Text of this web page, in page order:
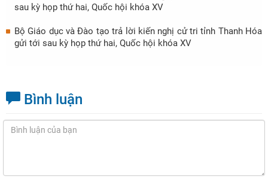
sau kỳ họp thứ hai, Quốc hội khóa XV
Bộ Giáo dục và Đào tạo trả lời kiến nghị cử tri tỉnh Thanh Hóa
gửi tới sau kỳ họp thứ hai, Quốc hội khóa XV
Bình luận